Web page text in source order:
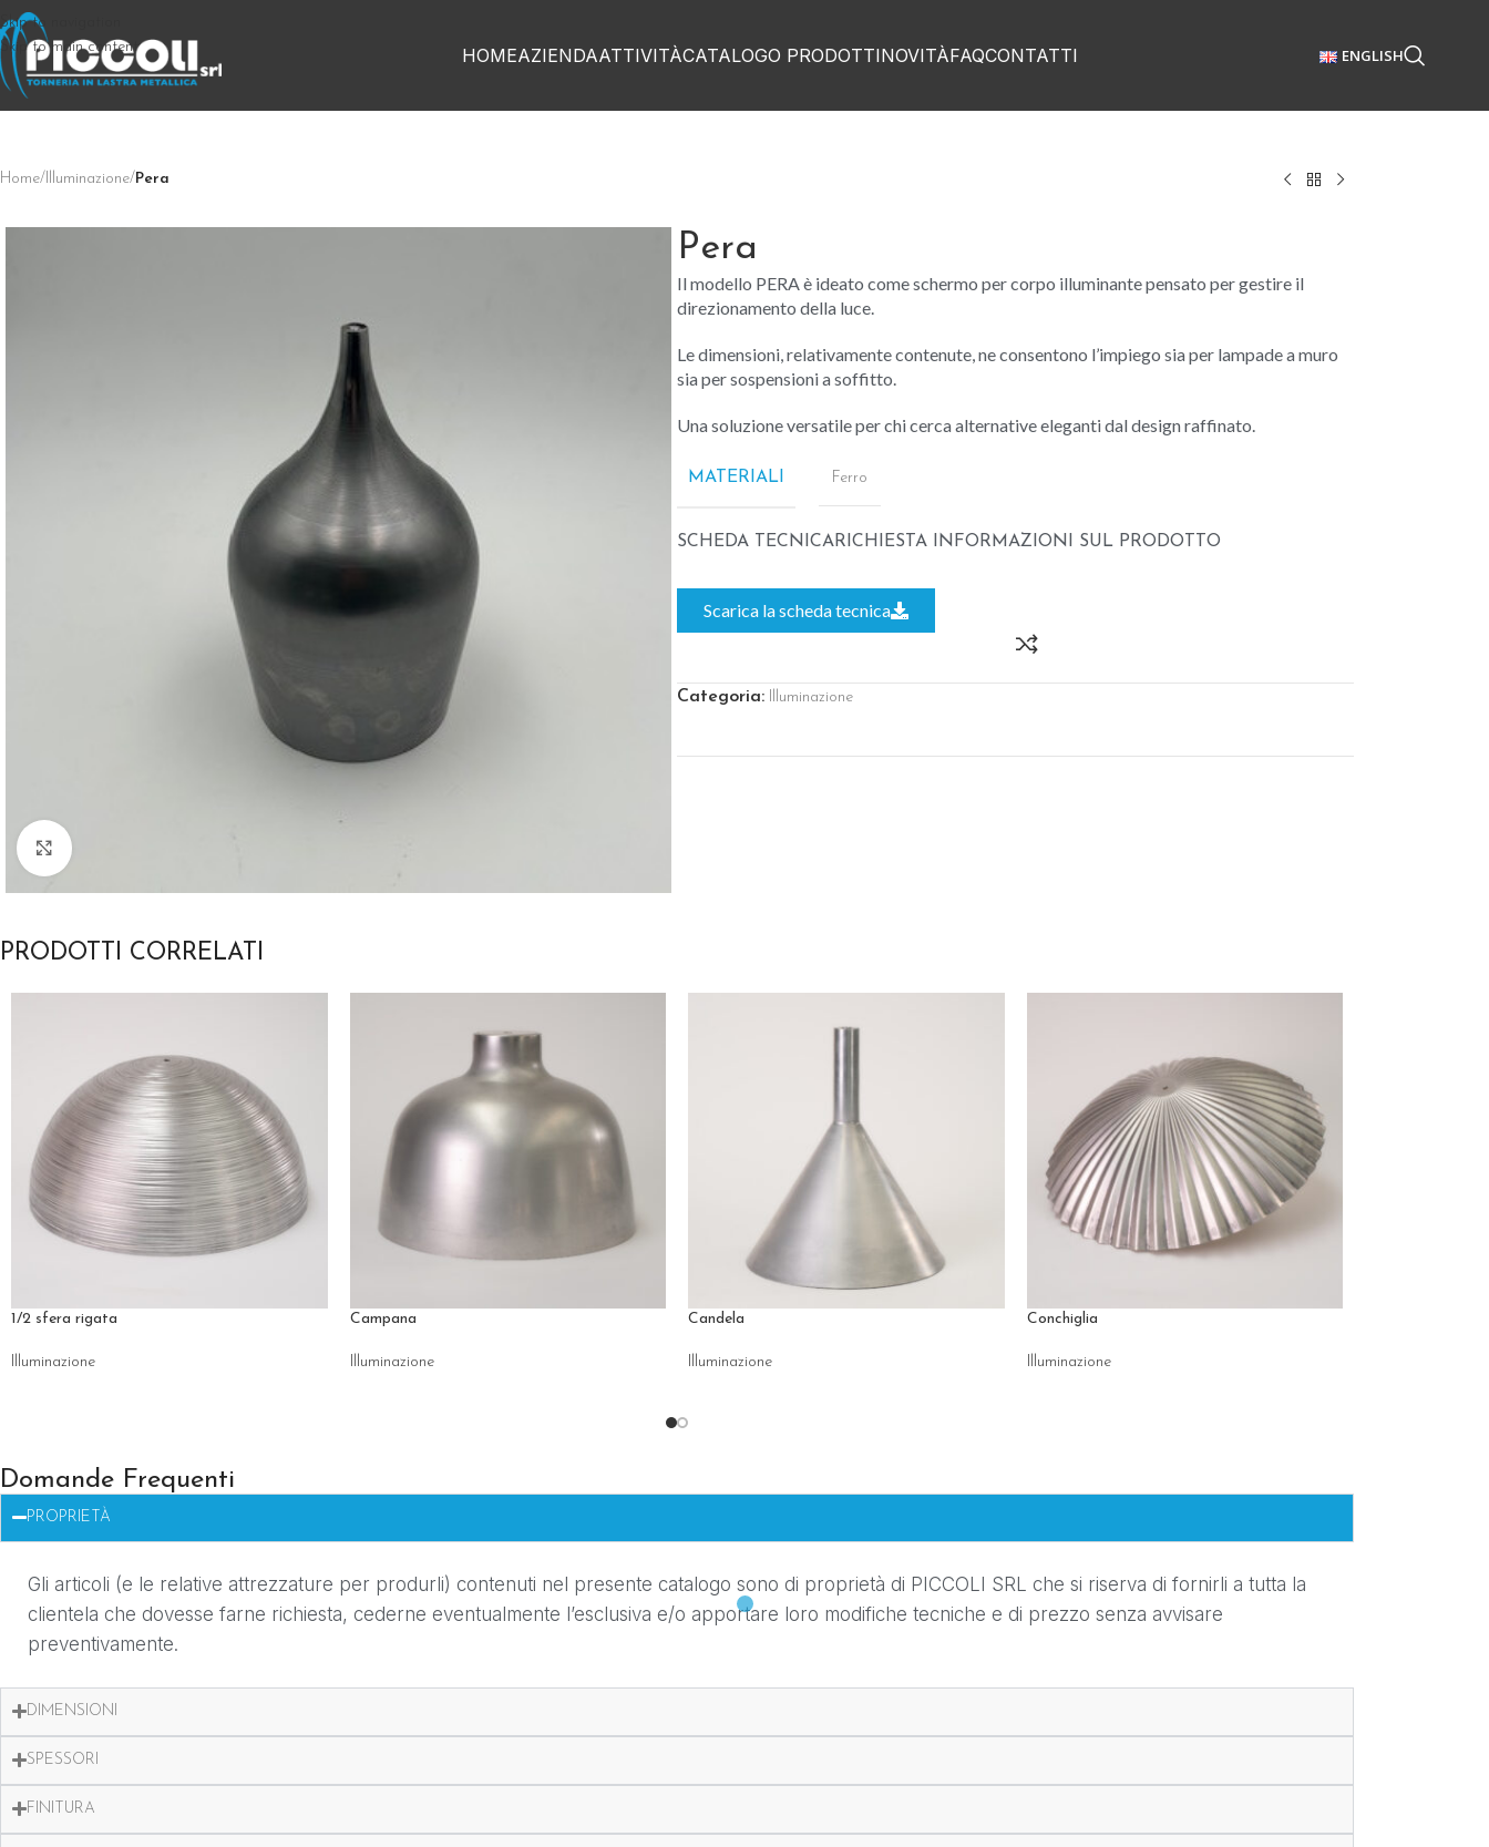
Skip to navigation
Skip to main content
HOMEAZIENDAATTIVITÀCATALOGO PRODOTTINOVITÀFAQCONTATTI ENGLISH
Home/Illuminazione/Pera
Pera
Il modello PERA è ideato come schermo per corpo illuminante pensato per gestire il
direzionamento della luce.
Le dimensioni, relativamente contenute, ne consentono l’impiego sia per lampade a muro
sia per sospensioni a soffitto.
Una soluzione versatile per chi cerca alternative eleganti dal design raffinato.
MATERIALI Ferro
SCHEDA TECNICARICHIESTA INFORMAZIONI SUL PRODOTTO
Scarica la scheda tecnica
Categoria: Illuminazione
PRODOTTI CORRELATI
1/2 sfera rigata
Illuminazione
Campana
Illuminazione
Candela
Illuminazione
Conchiglia
Illuminazione
Domande Frequenti
PROPRIETÀ
Gli articoli (e le relative attrezzature per produrli) contenuti nel presente catalogo sono di proprietà di PICCOLI SRL che si riserva di fornirli a tutta la
clientela che dovesse farne richiesta, cederne eventualmente l’esclusiva e/o apportare loro modifiche tecniche e di prezzo senza avvisare
preventivamente.
DIMENSIONI
SPESSORI
FINITURA